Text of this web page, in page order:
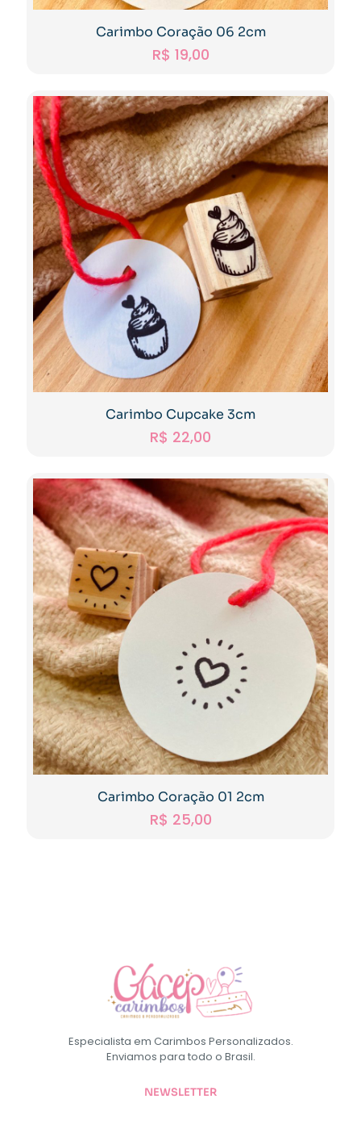
Carimbo Coração 06 2cm
R$ 19,00
Carimbo Cupcake 3cm
R$ 22,00
Carimbo Coração 01 2cm
R$ 25,00
Especialista em Carimbos Personalizados.
Enviamos para todo o Brasil.
NEWSLETTER